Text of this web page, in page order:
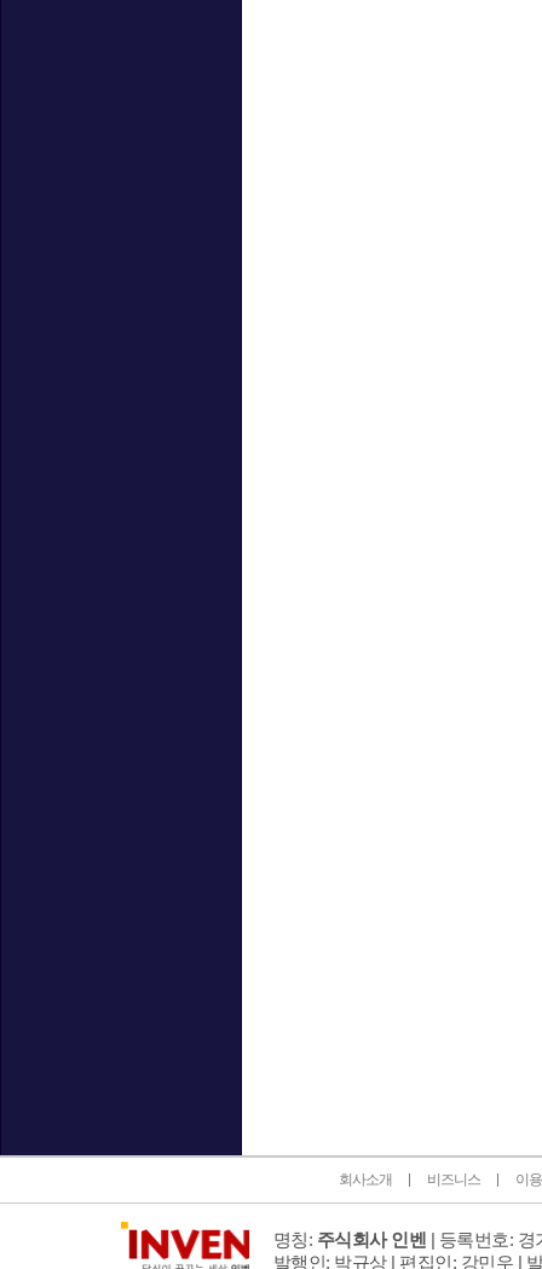
회사소개 비즈니스 이
명칭: 주식회사 인벤 | 등록번호: 경
발행인: 박규상 | 편집인: 강민우 |